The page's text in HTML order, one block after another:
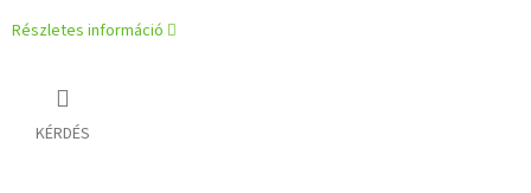
Részletes információ
KÉRDÉS